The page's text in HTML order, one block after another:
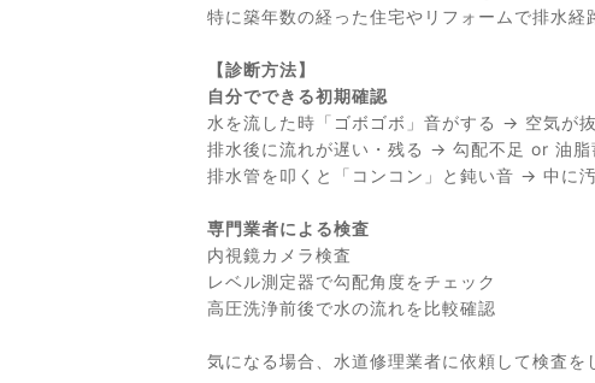
特に築年数の経った住宅やリフォームで排水
【診断方法】
自分でできる初期確認
水を流した時「ゴボゴボ」音がする → 空気が
排水後に流れが遅い・残る → 勾配不足 or 油脂
排水管を叩くと「コンコン」と鈍い音 → 中に
専門業者による検査
内視鏡カメラ検査
レベル測定器で勾配角度をチェック
高圧洗浄前後で水の流れを比較確認
気になる場合、水道修理業者に依頼して検査を